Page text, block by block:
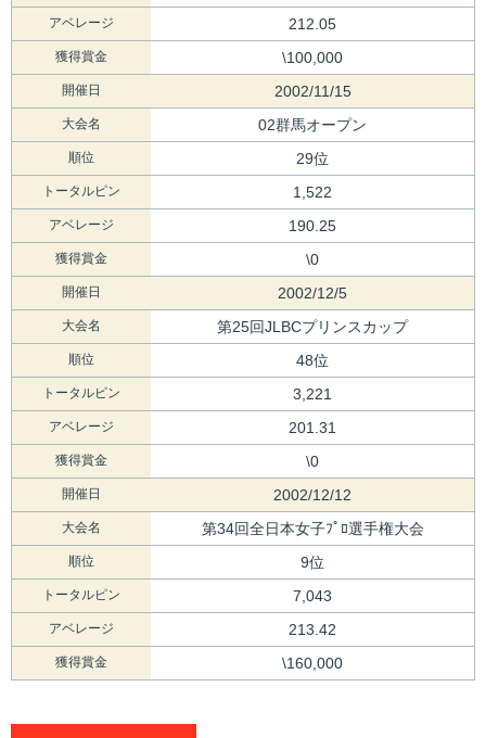
アベレージ 212.05
獲得賞金 \100,000
開催日 2002/11/15
大会名 02群馬オープン
順位 29位
トータルピン 1,522
アベレージ 190.25
獲得賞金 \0
開催日 2002/12/5
大会名 第25回JLBCプリンスカップ
順位 48位
トータルピン 3,221
アベレージ 201.31
獲得賞金 \0
開催日 2002/12/12
大会名 第34回全日本女子ﾌﾟﾛ選手権大会
順位 9位
トータルピン 7,043
アベレージ 213.42
獲得賞金 \160,000